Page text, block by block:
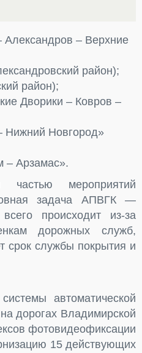
Александров – Верхние
район);
район);
Дворики – Ковров –
Нижний Новгород»
– Арзамас».
частью мероприятий
задача АПВГК —
происходит из-за
дорожных служб,
срок службы покрытия и
автоматической
дорогах Владимирской
фотовидеофиксации
15 действующих